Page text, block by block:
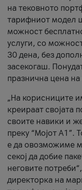
на тековното
тарифниот модел
можност
услуги, со
30 дена, без
засекогаш.
празнична цена
„На корисниците
креираат својата
своите навики и
преку “Мојот А1”.
е да овозможиме
секој да добие
неговите
директорка на